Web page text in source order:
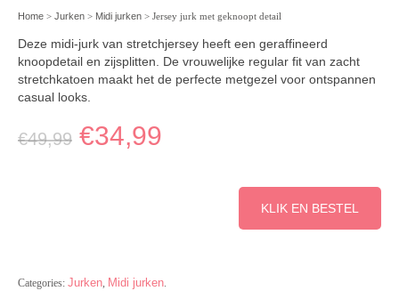
Home > Jurken > Midi jurken > Jersey jurk met geknoopt detail
Deze midi-jurk van stretchjersey heeft een geraffineerd
knoopdetail en zijsplitten. De vrouwelijke regular fit van zacht
stretchkatoen maakt het de perfecte metgezel voor ontspannen
casual looks.
€49,99 €34,99
KLIK EN BESTEL
Categories: Jurken, Midi jurken.